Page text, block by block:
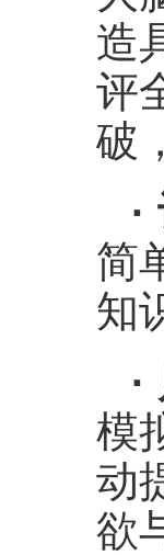
造
评
破
·
简
知
·
模
动
欲